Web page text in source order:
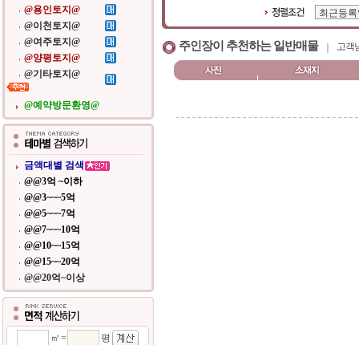
@용인토지@
@이천토지@
@여주토지@
@양평토지@
@기타토지@
@예약방문환영@
금액대별 검색
@@3억 ~이하
@@3~~~5억
@@5~~~7억
@@7~~~10억
@@10~~15억
@@15~~20억
@@20억~이상
㎡ =
평
주인장이 추천하는 일반매물 고객